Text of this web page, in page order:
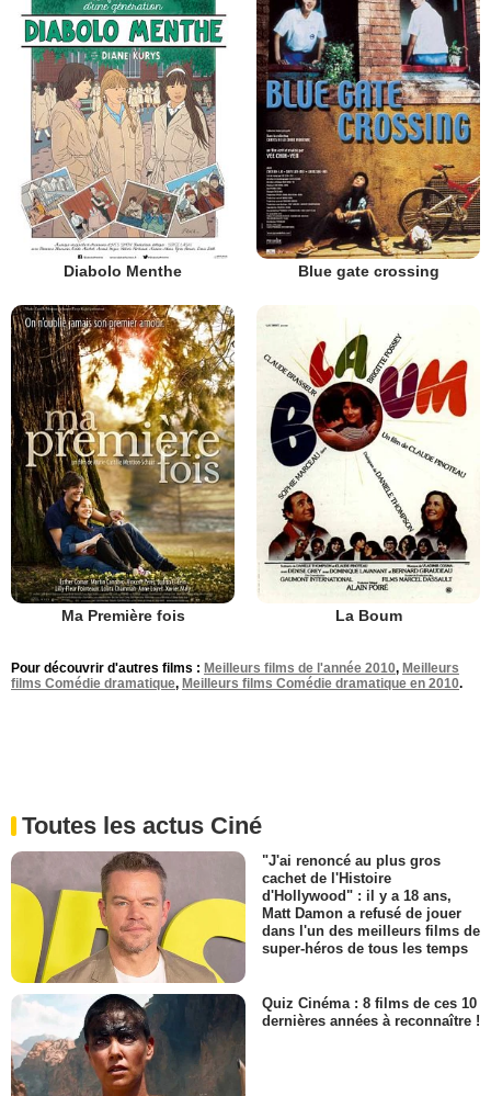
Diabolo Menthe Blue gate crossing
Ma Première fois La Boum
Pour découvrir d'autres films : Meilleurs films de l'année 2010, Meilleurs
films Comédie dramatique, Meilleurs films Comédie dramatique en 2010.
Toutes les actus Ciné
"J'ai renoncé au plus gros
cachet de l'Histoire
d'Hollywood" : il y a 18 ans,
Matt Damon a refusé de jouer
dans l'un des meilleurs films de
super-héros de tous les temps
Quiz Cinéma : 8 films de ces 10
dernières années à reconnaître !